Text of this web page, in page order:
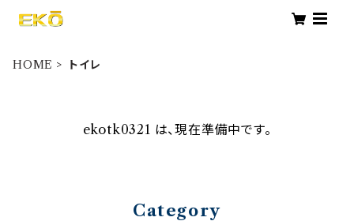
HOME トイレ
ekotk0321 は、現在準備中です。
Category